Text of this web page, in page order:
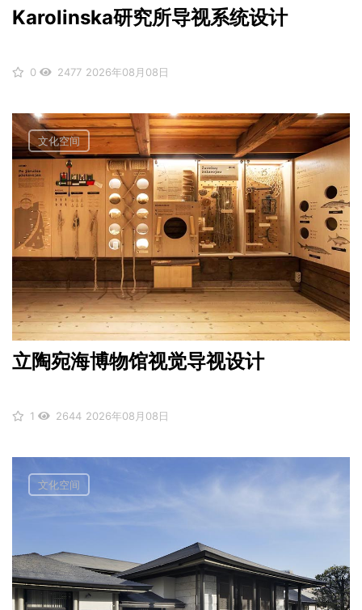
Karolinska研究所导视系统设计
0 2477 2026年08月08日
立陶宛海博物馆视觉导视设计
文化空间
1 2644 2026年08月08日
文化空间